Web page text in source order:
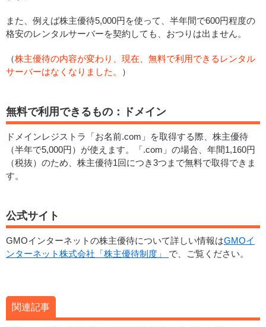
また、例えば株主優待5,000円を使って、半年間で600円程度の
格安のレンタルサーバーを契約しても、おつりは出ません。
（株主優待の内容が変わり、現在、無料で利用できるレンタル
サーバーはなくなりました。
）
無料で利用できるもの：ドメイン
ドメインレジストラ「お名前.com」を取得する際、株主優待
（半年で5,000円）が使えます。「.com」の場合、年間1,160円
（税抜）のため、株主優待1回につき3つまで無料で取得できま
す。
公式サイト
GMOインターネットの株主優待について詳しい情報はGMOイ
ンターネット株式会社「株主優待制度」 で、ご覧ください。
関連記事